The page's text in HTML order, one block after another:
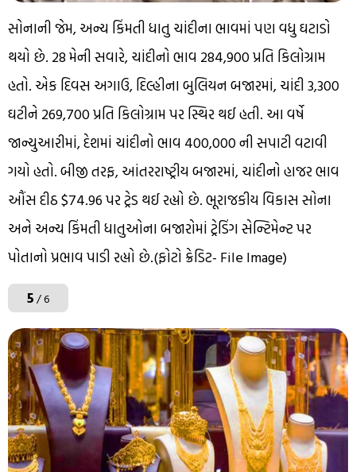
સોનાની જેમ, અન્ય કિંમતી ધાતુ ચાંદીના ભાવમાં પણ વધુ ઘટાડો
થયો છે. 28 મેની સવારે, ચાંદીનો ભાવ ₹284,900 પ્રતિ કિલોગ્રામ
હતો. એક દિવસ અગાઉ, દિલ્હીના બુલિયન બજારમાં, ચાંદી ₹3,300
ઘટીને ₹269,700 પ્રતિ કિલોગ્રામ પર સ્થિર થઈ હતી. આ વર્ષે
જાન્યુઆરીમાં, દેશમાં ચાંદીનો ભાવ ₹400,000 ની સપાટી વટાવી
ગયો હતો. બીજી તરફ, આંતરરાષ્ટ્રીય બજારમાં, ચાંદીનો હાજર ભાવ
ઔંસ દીઠ $74.96 પર ટ્રેડ થઈ રહ્યો છે. ભૂરાજકીય વિકાસ સોના
અને અન્ય કિંમતી ધાતુઓના બજારોમાં ટ્રેડિંગ સેન્ટિમેન્ટ પર
પોતાનો પ્રભાવ પાડી રહ્યો છે.(ફોટો ક્રેડિટ- File Image)
5/ 6